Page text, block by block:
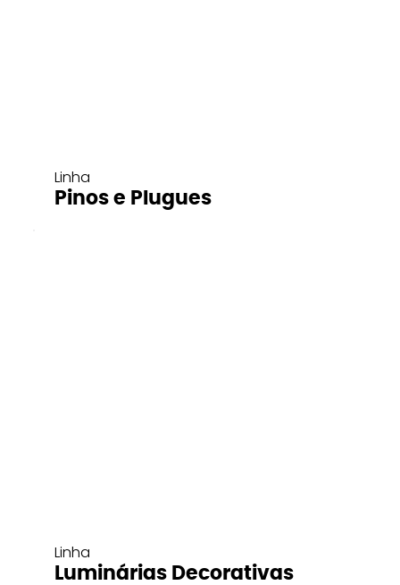
Linha
Pinos e Plugues
Linha
Luminárias Decorativas